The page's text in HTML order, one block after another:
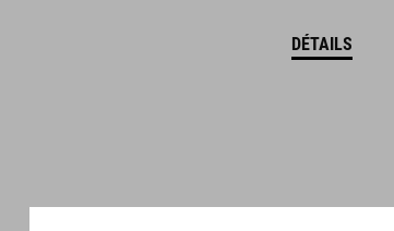
DÉTAILS